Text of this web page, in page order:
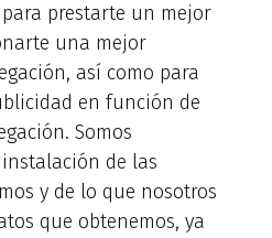
prestarte un mejor
una mejor
así como para
en función de
Somos
de las
y de lo que nosotros
que obtenemos, ya